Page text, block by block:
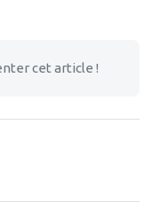
cet article !